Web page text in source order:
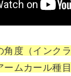
角度（インク
ームカール種目